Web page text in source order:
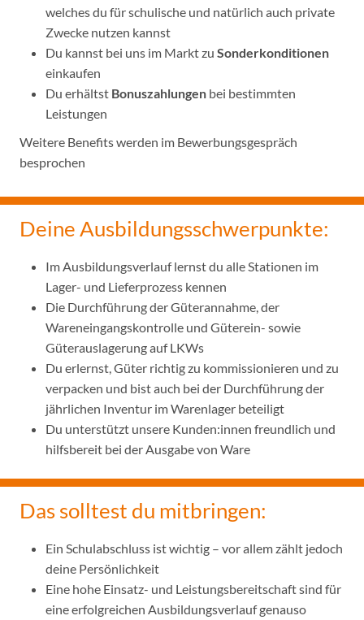
welches du für schulische und natürlich auch private
Zwecke nutzen kannst
Du kannst bei uns im Markt zu Sonderkonditionen
einkaufen
Du erhältst Bonuszahlungen bei bestimmten
Leistungen
Weitere Benefits werden im Bewerbungsgespräch
besprochen
Deine Ausbildungsschwerpunkte:
Im Ausbildungsverlauf lernst du alle Stationen im
Lager- und Lieferprozess kennen
Die Durchführung der Güterannahme, der
Wareneingangskontrolle und Güterein- sowie
Güterauslagerung auf LKWs
Du erlernst, Güter richtig zu kommissionieren und zu
verpacken und bist auch bei der Durchführung der
jährlichen Inventur im Warenlager beteiligt
Du unterstützt unsere Kunden:innen freundlich und
hilfsbereit bei der Ausgabe von Ware
Das solltest du mitbringen:
Ein Schulabschluss ist wichtig – vor allem zählt jedoch
deine Persönlichkeit
Eine hohe Einsatz- und Leistungsbereitschaft sind für
eine erfolgreichen Ausbildungsverlauf genauso